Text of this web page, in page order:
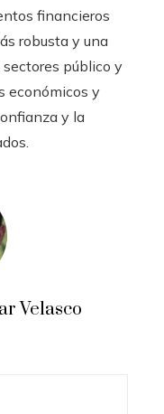
financieros
robusta y una
público y
económicos y
y la
Velasco